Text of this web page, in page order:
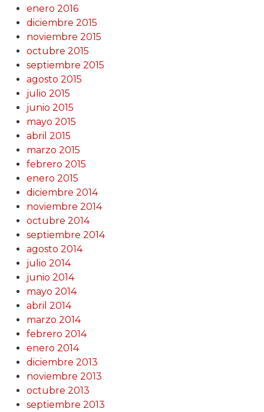
enero 2016
diciembre 2015
noviembre 2015
octubre 2015
septiembre 2015
agosto 2015
julio 2015
junio 2015
mayo 2015
abril 2015
marzo 2015
febrero 2015
enero 2015
diciembre 2014
noviembre 2014
octubre 2014
septiembre 2014
agosto 2014
julio 2014
junio 2014
mayo 2014
abril 2014
marzo 2014
febrero 2014
enero 2014
diciembre 2013
noviembre 2013
octubre 2013
septiembre 2013